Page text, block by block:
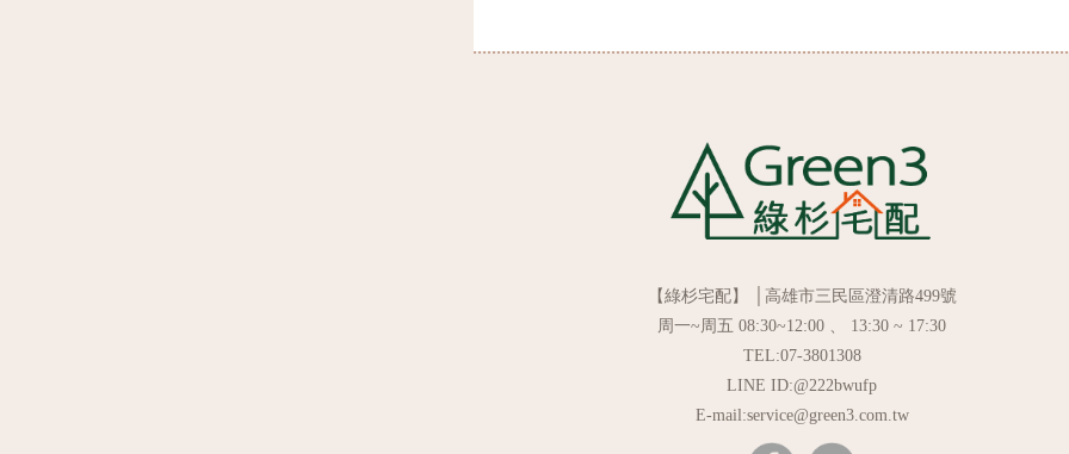
【綠杉宅配】 │高雄市三民區澄清路499號
周一~周五 08:30~12:00 、 13:30 ~ 17:30
TEL:07-3801308
LINE ID:@222bwufp
E-mail:service@green3.com.tw